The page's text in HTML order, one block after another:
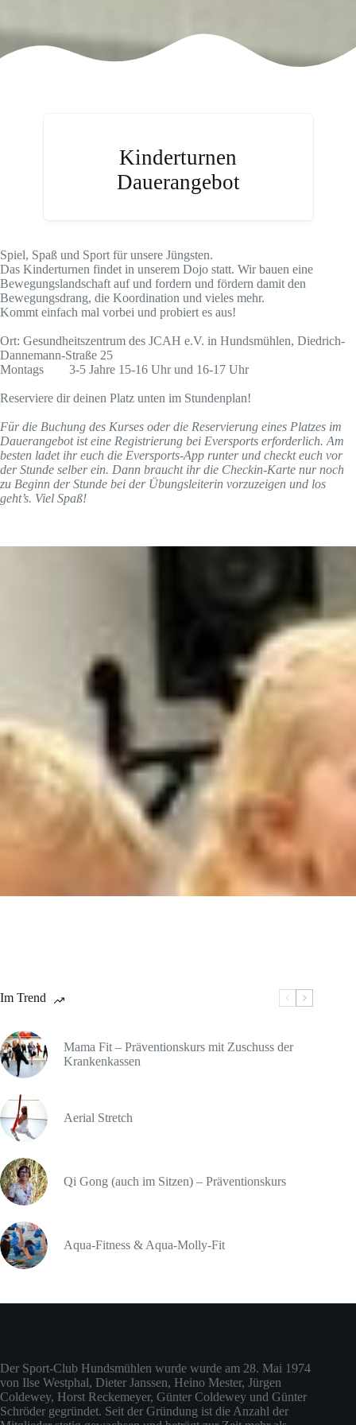
Kinderturnen
Dauerangebot
Spiel, Spaß und Sport für unsere Jüngsten.
Das Kinderturnen findet in unserem Dojo statt. Wir bauen eine
Bewegungslandschaft auf und fordern und fördern damit den
Bewegungsdrang, die Koordination und vieles mehr.
Kommt einfach mal vorbei und probiert es aus!
Ort: Gesundheitszentrum des JCAH e.V. in Hundsmühlen, Diedrich-
Dannemann-Straße 25
Montags 3-5 Jahre 15-16 Uhr und 16-17 Uhr
Reserviere dir deinen Platz unten im Stundenplan!
Für die Buchung des Kurses oder die Reservierung eines Platzes im
Dauerangebot ist eine Registrierung bei Eversports erforderlich. Am
besten ladet ihr euch die Eversports-App runter und checkt euch vor
der Stunde selber ein. Dann braucht ihr die Checkin-Karte nur noch
zu Beginn der Stunde bei der Übungsleiterin vorzuzeigen und los
geht’s. Viel Spaß!
Im Trend
Mama Fit – Präventionskurs mit Zuschuss der
Krankenkassen
Aerial Stretch
Qi Gong (auch im Sitzen) – Präventionskurs
Aqua-Fitness & Aqua-Molly-Fit
Der Sport-Club Hundsmühlen wurde wurde am 28. Mai 1974
von Ilse Westphal, Dieter Janssen, Heino Mester, Jürgen
Coldewey, Horst Reckemeyer, Günter Coldewey und Günter
Schröder gegründet. Seit der Gründung ist die Anzahl der